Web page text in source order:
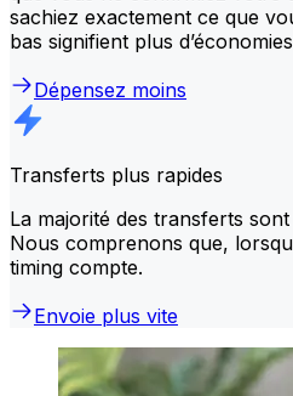
sachiez exactement ce que
bas signifient plus
Dépensez moins
Transferts plus rapides
La majorité des transferts sont
Nous comprenons que,
timing compte.
Envoie plus vite